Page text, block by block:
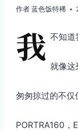
作者蓝色饭特稀
我 不知道
就像这
匆匆掠过的不仅
PORTRA160，